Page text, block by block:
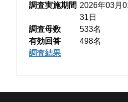
調査実施期間 2026年03月
31日
調査母数
533名
有効回答
498名
調査結果